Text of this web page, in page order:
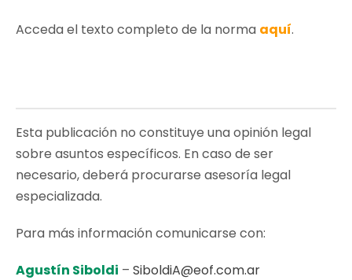
Acceda el texto completo de la norma aquí.
Esta publicación no constituye una opinión legal
sobre asuntos específicos. En caso de ser
necesario, deberá procurarse asesoría legal
especializada.
Para más información comunicarse con:
Agustín Siboldi – SiboldiA@eof.com.ar